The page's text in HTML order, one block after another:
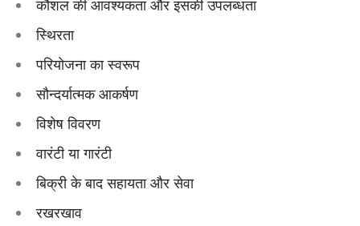
कौशल की आवश्यकता और इसकी उपलब्धता
स्थिरता
परियोजना का स्वरूप
सौन्दर्यात्मक आकर्षण
विशेष विवरण
वारंटी या गारंटी
बिक्री के बाद सहायता और सेवा
रखरखाव